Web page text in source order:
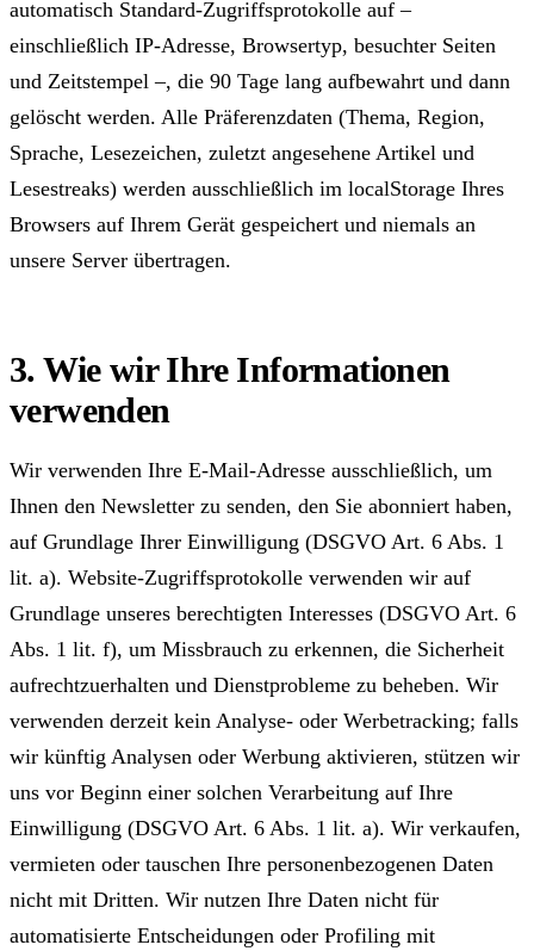
automatisch Standard-Zugriffsprotokolle auf –
einschließlich IP-Adresse, Browsertyp, besuchter Seiten
und Zeitstempel –, die 90 Tage lang aufbewahrt und dann
gelöscht werden. Alle Präferenzdaten (Thema, Region,
Sprache, Lesezeichen, zuletzt angesehene Artikel und
Lesestreaks) werden ausschließlich im localStorage Ihres
Browsers auf Ihrem Gerät gespeichert und niemals an
unsere Server übertragen.
3. Wie wir Ihre Informationen
verwenden
Wir verwenden Ihre E-Mail-Adresse ausschließlich, um
Ihnen den Newsletter zu senden, den Sie abonniert haben,
auf Grundlage Ihrer Einwilligung (DSGVO Art. 6 Abs. 1
lit. a). Website-Zugriffsprotokolle verwenden wir auf
Grundlage unseres berechtigten Interesses (DSGVO Art. 6
Abs. 1 lit. f), um Missbrauch zu erkennen, die Sicherheit
aufrechtzuerhalten und Dienstprobleme zu beheben. Wir
verwenden derzeit kein Analyse- oder Werbetracking; falls
wir künftig Analysen oder Werbung aktivieren, stützen wir
uns vor Beginn einer solchen Verarbeitung auf Ihre
Einwilligung (DSGVO Art. 6 Abs. 1 lit. a). Wir verkaufen,
vermieten oder tauschen Ihre personenbezogenen Daten
nicht mit Dritten. Wir nutzen Ihre Daten nicht für
automatisierte Entscheidungen oder Profiling mit